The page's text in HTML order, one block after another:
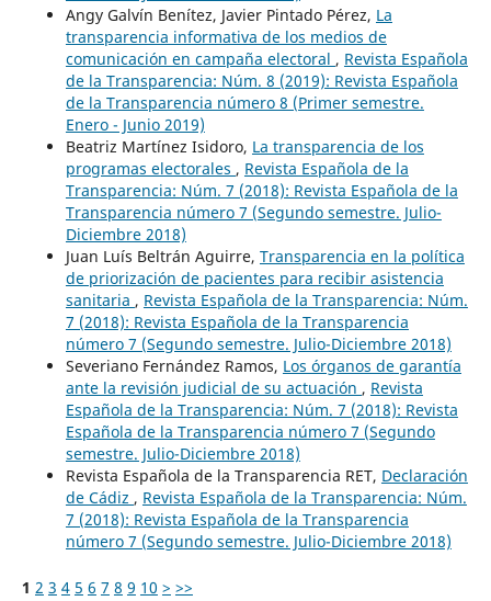
Angy Galvín Benítez, Javier Pintado Pérez, La
transparencia informativa de los medios de
comunicación en campaña electoral , Revista Española
de la Transparencia: Núm. 8 (2019): Revista Española
de la Transparencia número 8 (Primer semestre.
Enero - Junio 2019)
Beatriz Martínez Isidoro, La transparencia de los
programas electorales , Revista Española de la
Transparencia: Núm. 7 (2018): Revista Española de la
Transparencia número 7 (Segundo semestre. Julio-
Diciembre 2018)
Juan Luís Beltrán Aguirre, Transparencia en la política
de priorización de pacientes para recibir asistencia
sanitaria , Revista Española de la Transparencia: Núm.
7 (2018): Revista Española de la Transparencia
número 7 (Segundo semestre. Julio-Diciembre 2018)
Severiano Fernández Ramos, Los órganos de garantía
ante la revisión judicial de su actuación , Revista
Española de la Transparencia: Núm. 7 (2018): Revista
Española de la Transparencia número 7 (Segundo
semestre. Julio-Diciembre 2018)
Revista Española de la Transparencia RET, Declaración
de Cádiz , Revista Española de la Transparencia: Núm.
7 (2018): Revista Española de la Transparencia
número 7 (Segundo semestre. Julio-Diciembre 2018)
1 2 3 4 5 6 7 8 9 10 > >>